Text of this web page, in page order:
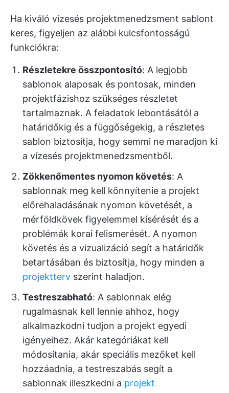
Ha kiváló vízesés projektmenedzsment sablont
keres, figyeljen az alábbi kulcsfontosságú
funkciókra:
Részletekre összpontosító: A legjobb
sablonok alaposak és pontosak, minden
projektfázishoz szükséges részletet
tartalmaznak. A feladatok lebontásától a
határidőkig és a függőségekig, a részletes
sablon biztosítja, hogy semmi ne maradjon ki
a vízesés projektmenedzsmentből.
Zökkenőmentes nyomon követés: A
sablonnak meg kell könnyítenie a projekt
előrehaladásának nyomon követését, a
mérföldkövek figyelemmel kísérését és a
problémák korai felismerését. A nyomon
követés és a vizualizáció segít a határidők
betartásában és biztosítja, hogy minden a
projektterv szerint haladjon.
Testreszabható: A sablonnak elég
rugalmasnak kell lennie ahhoz, hogy
alkalmazkodni tudjon a projekt egyedi
igényeihez. Akár kategóriákat kell
módosítania, akár speciális mezőket kell
hozzáadnia, a testreszabás segít a
sablonnak illeszkedni a projekt